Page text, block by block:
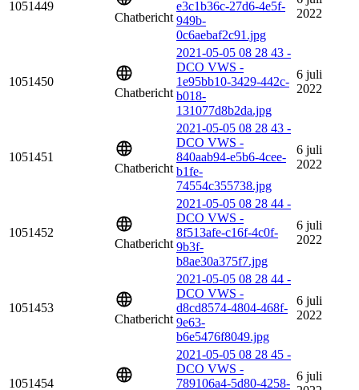
1051449
Chatbericht
e3c1b36c-27d6-4e5f-
949b-
0c6aebaf2c91.jpg
2022
1051450
Chatbericht
2021-05-05 08 28 43 -
DCO VWS -
1e95bb10-3429-442c-
b018-
131077d8b2da.jpg
6 juli
2022
1051451
Chatbericht
2021-05-05 08 28 43 -
DCO VWS -
840aab94-e5b6-4cee-
b1fe-
74554c355738.jpg
6 juli
2022
1051452
Chatbericht
2021-05-05 08 28 44 -
DCO VWS -
8f513afe-c16f-4c0f-
9b3f-
b8ae30a375f7.jpg
6 juli
2022
1051453
Chatbericht
2021-05-05 08 28 44 -
DCO VWS -
d8cd8574-4804-468f-
9e63-
b6e5476f8049.jpg
6 juli
2022
1051454
2021-05-05 08 28 45 -
DCO VWS -
789106a4-5d80-4258-
6 juli